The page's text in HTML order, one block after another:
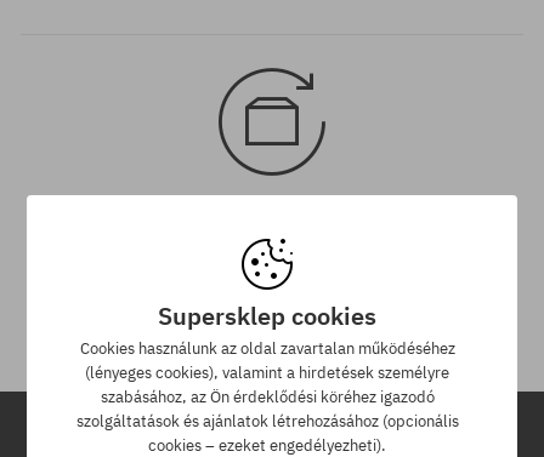
A termék visszaküldésére a csomag kézhezvételétől számítva
30 napod van.
Supersklep cookies
Cookies használunk az oldal zavartalan működéséhez
(lényeges cookies), valamint a hirdetések személyre
szabásához, az Ön érdeklődési köréhez igazodó
szolgáltatások és ajánlatok létrehozásához (opcionális
cookies – ezeket engedélyezheti).